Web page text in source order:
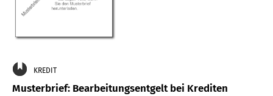
KREDIT
Musterbrief: Bearbeitungsentgelt bei Krediten